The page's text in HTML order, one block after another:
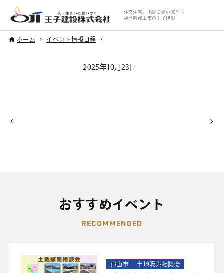
注文住宅、地震に強い家なら
福島県郡山市の王子建設
ホーム イベント情報日程
2025年10月23日
おすすめイベント
RECOMMENDED
郡山市 土地販売相談会